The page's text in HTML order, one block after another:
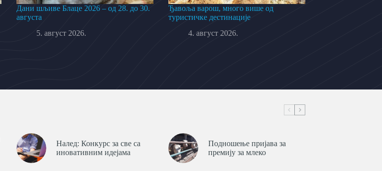
Дани шљиве Блаце 2026 – од 28. до 30.
августа
5. август 2026.
Ђавоља варош, много више од
туристичке дестинације
4. август 2026.
Налед: Конкурс за све са
иновативним идејама
Подношење пријава за
премију за млеко